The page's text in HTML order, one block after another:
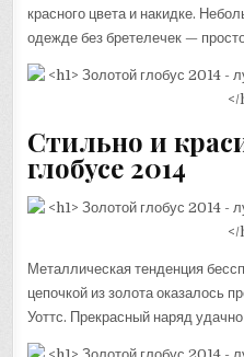
красного цвета и накидке.
одежде без бретелечек —
Стильно и
глобусе 2014
Металлическая тенденция
цепочкой из золота оказалось
Уоттс. Прекрасный наряд